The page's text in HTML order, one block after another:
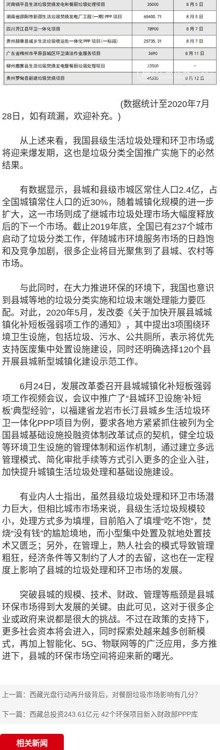
(数据统计至2020年7月
28日，如有疏漏，欢迎补充。)
从上述来看，我国县级生活垃圾处理和环卫市场或
将迎来爆发期，这也是垃圾分类全国推广实施下的必然
结果。
有数据显示，县城和县级市城区常住人口2.4亿，占
全国城镇常住人口的近30%，随着城镇化规模的进一步
扩大，这一市场则成了继城市垃圾处理市场大幅度释放
后的下一个市场。截止2019年底，全国已有237个城市
启动了垃圾分类工作，伴随城市环境服务市场的日趋饱
和及竞争加剧，很多企业将目光聚焦到了县城、农村等
市场。
与此同时，在大力推进环保的环境下，我国也意识
到县城等地的垃圾分类实施和垃圾末端处理能力要匹
配。对此，2020年5月，发改委《关于加快开展县城城
镇化补短板强弱项工作的通知》，其中提出3项围绕环
境卫生设施，包括垃圾、污水、公共厕所，表示将优先
支持医废集中处置设施建设，同时还明确选择120个县
开展县城新型城镇化建设示范工作。
6月24日，发展改革委召开县城城镇化补短板强弱
项工作视频会议，会议中推广了“县城环卫设施‘补短
板’典型经验”，以福建省龙岩市长汀县城乡生活垃圾环
卫一体化PPP项目为例，要求各地方紧紧抓住被列为全
国县城基础设施投融资体制改革试点的契机，健全垃圾
等环境卫生设施的管理体制和运作机制，通过建立多远
管理模式、简化审批手续等方式引入更多的企业入驻，
加快提升城镇生活垃圾处理和基础设施建设。
有业内人士指出，虽然县级垃圾处理和环卫市场潜
力巨大，但相比城市市场来说，县级生活垃圾规模较
小，处理方式多为填埋，目前陷入了填埋“吃不饱”，焚
烧“没有钱”的尴尬境地，而小型集中处置及就地处置技
术又匮乏；另外，在管理上，熟人社会的模式导致管理
粗狂，经济条件等又制约了人才的去留，这也在一定程
度上影响了县城的垃圾处理和环卫市场的发展。
突破县城的规模、技术、财政、管理等瓶颈是县城
环保市场得到大发展的关键。由此可见，这对于很多企
业或政府来说都是很大的挑战。不过在政策的支持下，
更多社会资本将会进入，同时探索处越来越多创新模
式，再加上智能化、5G、物联网等的广泛应用，多方推
进下，县城的环保市场空间将迎来新的曙光。
上一篇：西藏光盘行动再升级背后，对餐厨垃圾市场影响有几分？
下一篇：西藏总投资243.61亿元 42个环保项目新入财政部PPP库
相关新闻